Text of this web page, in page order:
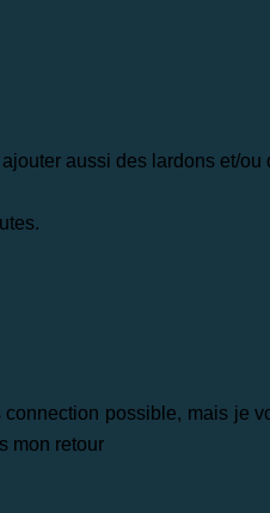
aussi des lardons et/ou
possible, mais je
mon retour